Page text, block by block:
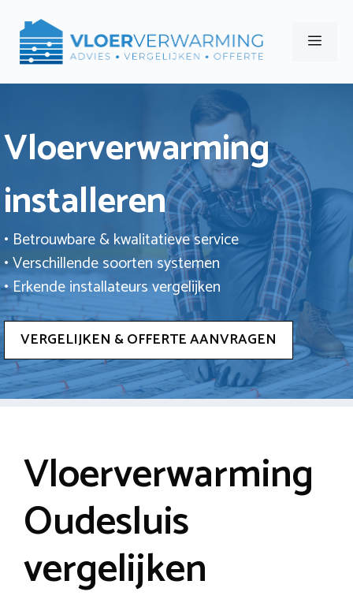
naar
Menu
Vloerverwarming
installeren
• Betrouwbare & kwalitatieve service
• Verschillende soorten systemen
• Erkende installateurs vergelijken
VERGELIJKEN & OFFERTE AANVRAGEN
Vloerverwarming
Oudesluis
vergelijken